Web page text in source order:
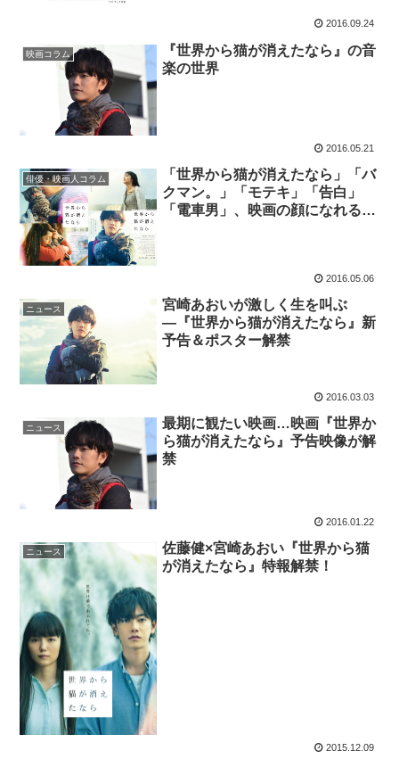
2016.09.24
映画コラム
『世界から猫が消えたなら』の音
楽の世界
2016.05.21
俳優・映画人コラム
「世界から猫が消えたなら」「バ
クマン。」「モテキ」「告白」
「電車男」、映画の顔になれるプ
2016.05.06
ニュース
宮崎あおいが激しく生を叫ぶ
―『世界から猫が消えたなら』新
予告＆ポスター解禁
2016.03.03
ニュース
最期に観たい映画…映画『世界か
ら猫が消えたなら』予告映像が解
禁
2016.01.22
ニュース
佐藤健×宮崎あおい『世界から猫
が消えたなら』特報解禁！
2015.12.09